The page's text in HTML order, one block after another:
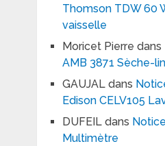
Thomson TDW 60
vaisselle
Moricet Pierre dans
AMB 3871 Sèche-
GAUJALdans
Edison CELV105
DUFEILdans
Multimètre